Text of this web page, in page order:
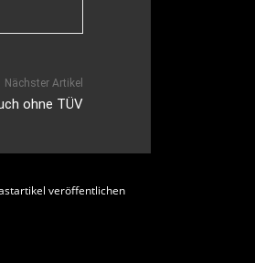
Nächster Artikel
ohne TÜV
veröffentlichen